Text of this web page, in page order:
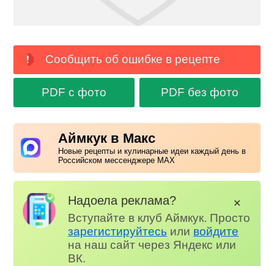
Сообщить об ошибке в рецепте
PDF с фото PDF без фото
Аймкук в Макс
Новые рецепты и кулинарные идеи каждый день в
Российском мессенджере MAX
Надоела реклама?
Вступайте в клуб Аймкук. Просто
зарегистируйтесь или войдите
на наш сайт через Яндекс или
ВК.
✕